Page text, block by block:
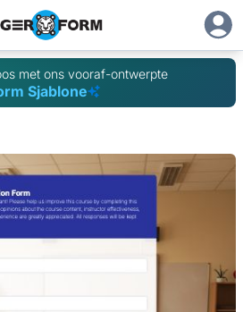
met ons vooraf-ontwerpte
Sjablone